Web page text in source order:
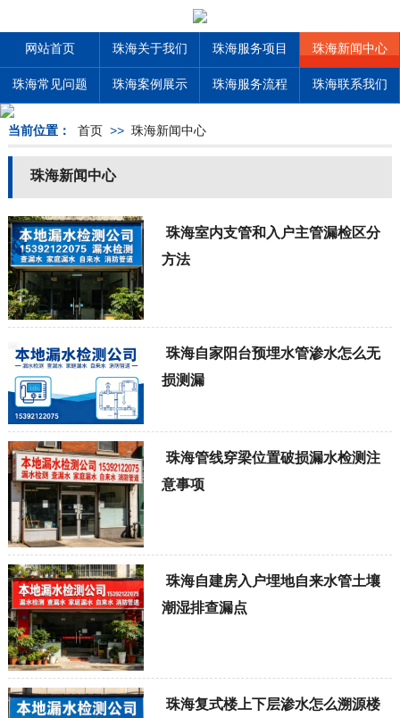
网站首页 珠海关于我们 珠海服务项目 珠海新闻中心
珠海常见问题 珠海案例展示 珠海服务流程 珠海联系我们
当前位置： 首页 >> 珠海新闻中心
珠海新闻中心
珠海室内支管和入户主管漏检区分
方法
珠海自家阳台预埋水管渗水怎么无
损测漏
珠海管线穿梁位置破损漏水检测注
意事项
珠海自建房入户埋地自来水管土壤
潮湿排查漏点
珠海复式楼上下层渗水怎么溯源楼